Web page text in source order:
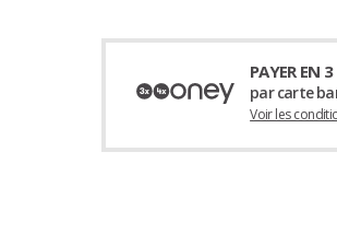
PAYER EN
par carte
Voir les